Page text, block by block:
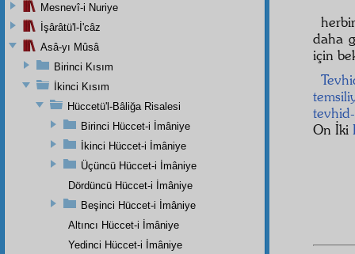
daha
için
On İki
Mesnevî-i Nuriye
İşârâtü'l-İ'câz
Asâ-yı Mûsâ
Birinci Kısım
İkinci Kısım
Hüccetü'l-Bâliğa Risalesi
Birinci Hüccet-i İmâniye
İkinci Hüccet-i İmâniye
Üçüncü Hüccet-i İmâniye
Dördüncü Hüccet-i İmâniye
Beşinci Hüccet-i İmâniye
Altıncı Hüccet-i İmâniye
Yedinci Hüccet-i İmâniye